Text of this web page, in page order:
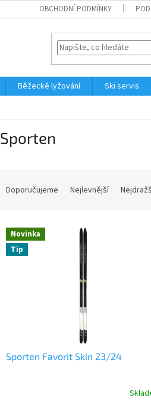
OBCHODNÍ PODMÍNKY
Běžecké lyžování Ski servis
Sporten
n
p
Doporučujeme Nejlevnější
V
p
Novinka
Tip
Sporten Favorit Skin 23/24